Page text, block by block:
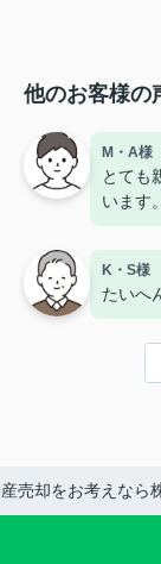
他のお客様の
M・A様
とても
います。
K・S様
たいへ
売却をお考えなら